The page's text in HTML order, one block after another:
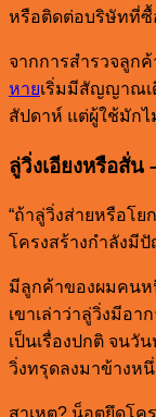
หรือติดต่อบริษัทที่ซื้
จากการสำรวจลูก
หายเริ่มมีสัญญาณเ
สัปดาห์ แต่ผู้ใช้มักไ
ลู่วิ่งเอียงหรือสั่น
“ถ้าลู่วิ่งส่ายหรือโ
โครงสร้างกำลังมีปั
มีลูกค้าของผมคนห
เขาเล่าว่าลู่วิ่งมีอ
เป็นเรื่องปกติ จนวั
วิ่งทรุดลงมาข้างห